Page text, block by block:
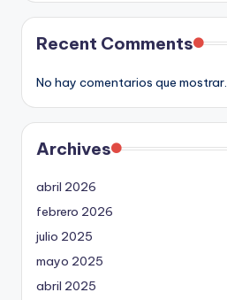
Recent Comments
No hay comentarios que mostrar.
Archives
abril 2026
febrero 2026
julio 2025
mayo 2025
abril 2025